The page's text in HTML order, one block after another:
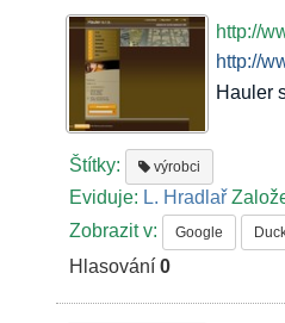
http://
http://
Hauler
Štítky: výrobci
Eviduje: L. Hradlař
Zobrazit v: Google
Hlasování0